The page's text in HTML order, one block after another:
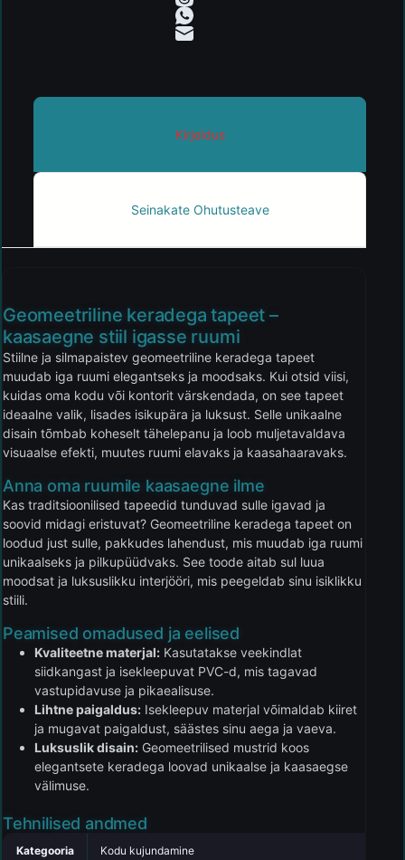
Kirjeldus
Seinakate Ohutusteave
Geomeetriline keradega tapeet –
kaasaegne stiil igasse ruumi
Stiilne ja silmapaistev geomeetriline keradega tapeet
muudab iga ruumi elegantseks ja moodsaks. Kui otsid viisi,
kuidas oma kodu või kontorit värskendada, on see tapeet
ideaalne valik, lisades isikupära ja luksust. Selle unikaalne
disain tõmbab koheselt tähelepanu ja loob muljetavaldava
visuaalse efekti, muutes ruumi elavaks ja kaasahaaravaks.
Anna oma ruumile kaasaegne ilme
Kas traditsioonilised tapeedid tunduvad sulle igavad ja
soovid midagi eristuvat? Geomeetriline keradega tapeet on
loodud just sulle, pakkudes lahendust, mis muudab iga ruumi
unikaalseks ja pilkupüüdvaks. See toode aitab sul luua
moodsat ja luksuslikku interjööri, mis peegeldab sinu isiklikku
stiili.
Peamised omadused ja eelised
Kvaliteetne materjal: Kasutatakse veekindlat
siidkangast ja isekleepuvat PVC-d, mis tagavad
vastupidavuse ja pikaealisuse.
Lihtne paigaldus: Isekleepuv materjal võimaldab kiiret
ja mugavat paigaldust, säästes sinu aega ja vaeva.
Luksuslik disain: Geomeetrilised mustrid koos
elegantsete keradega loovad unikaalse ja kaasaegse
välimuse.
Tehnilised andmed
Kategooria Kodu kujundamine